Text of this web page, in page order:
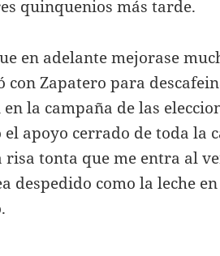
quinquenios más tarde.
en adelante mejorase
con Zapatero para
la campaña de las
apoyo cerrado de toda la
tonta que me entra al
despedido como la leche